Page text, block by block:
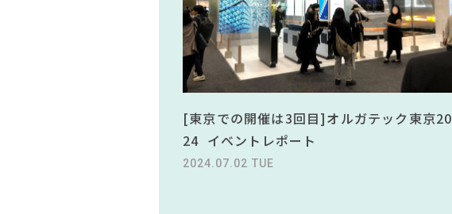
[東京での開催は3回目]オルガテック東京20
24 イベントレポート
2024.07.02 TUE